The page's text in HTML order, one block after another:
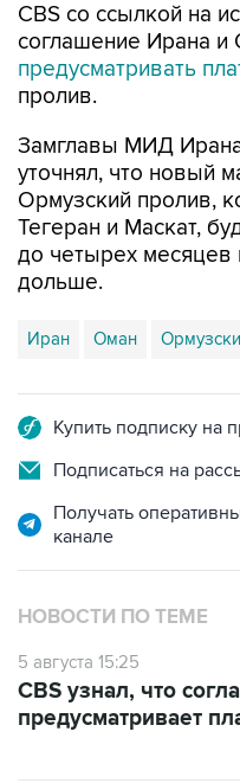
CBS со ссылкой на
соглашение Ирана и
предусматривать
пролив.
Замглавы МИД
уточнял, что новый
Ормузский пролив,
Тегеран и Маскат,
до четырех месяцев
дольше.
Иран Оман
Купить подписку на
Подписаться на
Получать
канале
НОВОСТИ ПО ТЕМЕ
5 августа 15:25
CBS узнал, что
предусматривает